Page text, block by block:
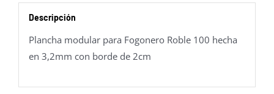
Descripción
Plancha modular para Fogonero Roble 100 hecha
en 3,2mm con borde de 2cm